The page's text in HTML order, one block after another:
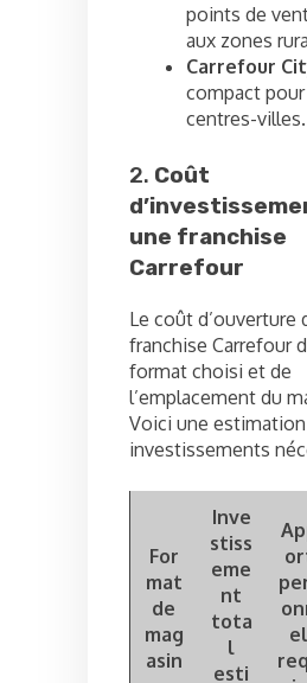
points de
aux zones
Carrefour
compact
centres-villes.
2. Coût
une franchise
Carrefour
Le coût d’ouverture
franchise Carrefour
format choisi et de
l’emplacement du
Voici une
investissements
For
mat
de
mag
asin
Inve
stiss
eme
nt
tota
l
esti
el